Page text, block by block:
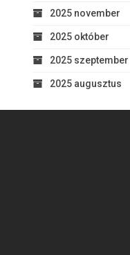
2025 november
2025 október
2025 szeptember
2025 augusztus